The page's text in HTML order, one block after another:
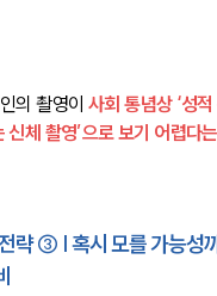
의 촬영이 사회 통념상 ‘성
신체 촬영’으로 보기 어렵다
략 ③ | 혹시 모를 가능성